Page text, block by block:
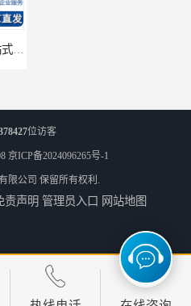
供应
供应商 脸盆冷热水龙头批发商 水龙头冷热洗脸盆池 全城配送
位访客
京ICP备2024096265号-1
限公司 保留所有权利.
责声明 管理员入口 网站地图